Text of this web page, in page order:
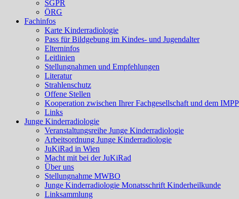
SGPR
ÖRG
Fachinfos
Karte Kinderradiologie
Pass für Bildgebung im Kindes- und Jugendalter
Elterninfos
Leitlinien
Stellungnahmen und Empfehlungen
Literatur
Strahlenschutz
Offene Stellen
Kooperation zwischen Ihrer Fachgesellschaft und dem
Links
Junge Kinderradiologie
Veranstaltungsreihe Junge Kinderradiologie
Arbeitsordnung Junge Kinderradiologie
JuKiRad in Wien
Macht mit bei der JuKiRad
Über uns
Stellungnahme MWBO
Junge Kinderradiologie Monatsschrift Kinderheilkunde
Linksammlung